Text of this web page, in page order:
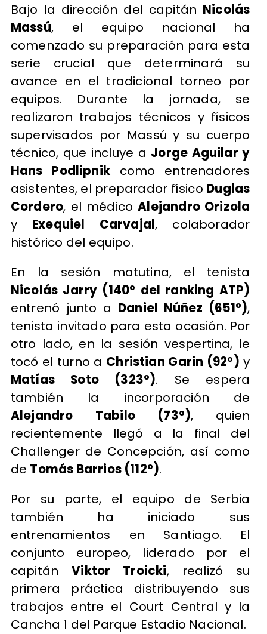
Bajo la dirección del capitán Nicolás
Massú, el equipo nacional ha
comenzado su preparación para esta
serie crucial que determinará su
avance en el tradicional torneo por
equipos. Durante la jornada, se
realizaron trabajos técnicos y físicos
supervisados por Massú y su cuerpo
técnico, que incluye a Jorge Aguilar y
Hans Podlipnik como entrenadores
asistentes, el preparador físico Duglas
Cordero, el médicoAlejandro Orizola
y Exequiel Carvajal, colaborador
histórico del equipo.
En la sesión matutina, el tenista
Nicolás Jarry (140° del ranking ATP)
entrenó junto a Daniel Núñez (651°),
tenista invitado para esta ocasión. Por
otro lado, en la sesión vespertina, le
tocó el turno a Christian Garin (92°) y
Matías Soto (323°). Se espera
también la incorporación de
Alejandro Tabilo (73°), quien
recientemente llegó a la final del
Challenger de Concepción, así como
de Tomás Barrios (112°).
Por su parte, el equipo de Serbia
también ha iniciado sus
entrenamientos en Santiago. El
conjunto europeo, liderado por el
capitánViktor Troicki, realizó su
primera práctica distribuyendo sus
trabajos entre el Court Central y la
Cancha 1 del Parque Estadio Nacional.